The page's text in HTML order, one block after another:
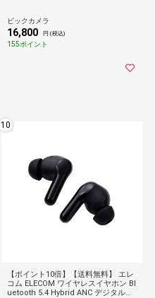
ビックカメラ
16,800 円 (税込)
155ポイント
10
【ポイント10倍】【送料無料】 エレ
コム ELECOM ワイヤレスイヤホン Bl
uetooth 5.4 Hybrid ANC デジタル耳